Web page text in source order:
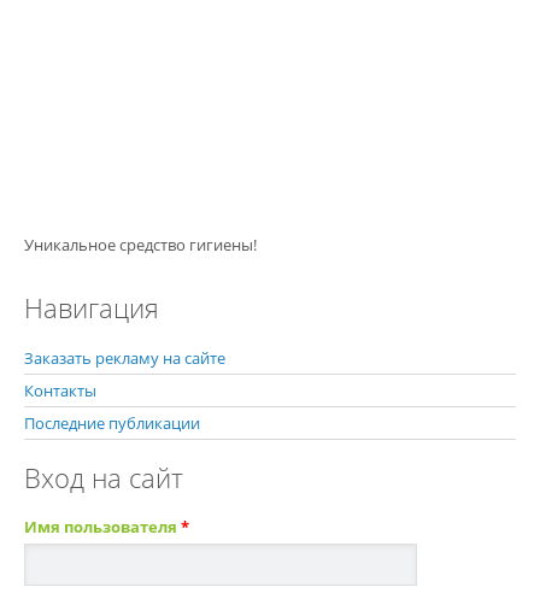
Уникальное средство гигиены!
Навигация
Заказать рекламу на сайте
Контакты
Последние публикации
Вход на сайт
Имя пользователя *